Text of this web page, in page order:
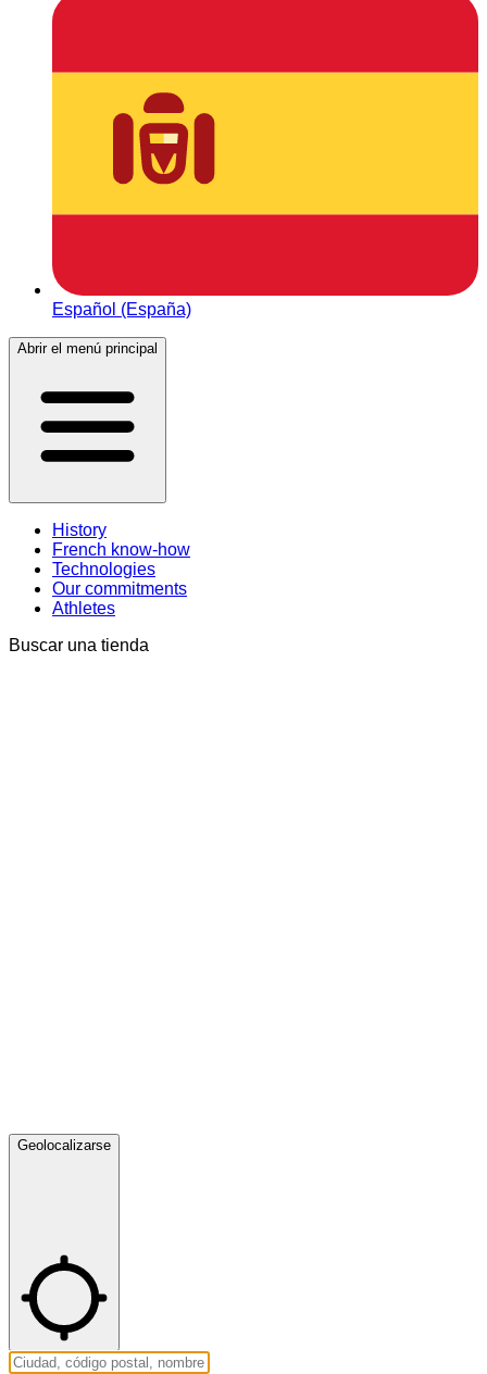
Español (España)
Abrir el menú principal
History
French know-how
Technologies
Our commitments
Athletes
Buscar una tienda
Geolocalizarse